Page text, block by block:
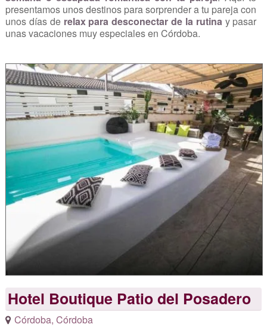
presentamos unos destinos para sorprender a tu pareja con
unos días de relax para desconectar de la rutinay pasar
unas vacaciones muy especiales en Córdoba.
Hotel Boutique Patio del Posadero
Córdoba, Córdoba